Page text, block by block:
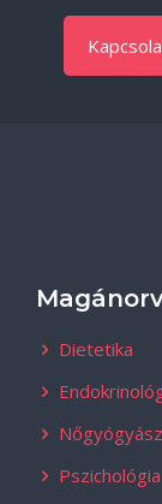
Dietetika
Pszichológia